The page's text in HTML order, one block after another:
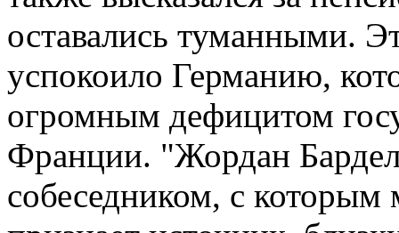
оставались туманными.
успокоило Германию,
огромным дефицитом
Франции. "Жордан
собеседником, с